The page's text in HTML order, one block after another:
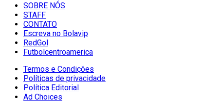
SOBRE NÓS
STAFF
CONTATO
Escreva no Bolavip
RedGol
Futbolcentroamerica
Termos e Condições
Políticas de privacidade
Política Editorial
Ad Choices